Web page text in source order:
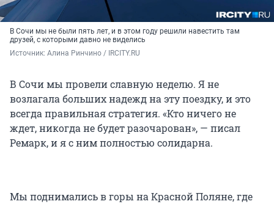
В Сочи мы не были пять лет, и в этом году решили навестить там
друзей, с которыми давно не виделись
Источник: Алина Ринчино / IRCITY.RU
В Сочи мы провели славную неделю. Я не
возлагала больших надежд на эту поездку, и это
всегда правильная стратегия. «Кто ничего не
ждет, никогда не будет разочарован», — писал
Ремарк, и я с ним полностью солидарна.
Мы поднимались в горы на Красной Поляне, где